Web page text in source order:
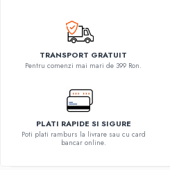
TRANSPORT GRATUIT
Pentru comenzi mai mari de 399 Ron.
PLATI RAPIDE SI SIGURE
Poti plati ramburs la livrare sau cu card
bancar online.